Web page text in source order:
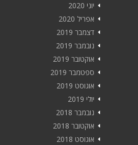
יוני 2020
אפריל 2020
דצמבר 2019
נובמבר 2019
אוקטובר 2019
ספטמבר 2019
אוגוסט 2019
יולי 2019
נובמבר 2018
אוקטובר 2018
אוגוסט 2018